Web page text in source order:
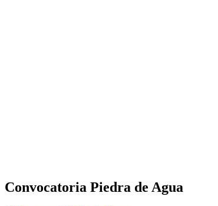
Convocatoria Piedra de Agua